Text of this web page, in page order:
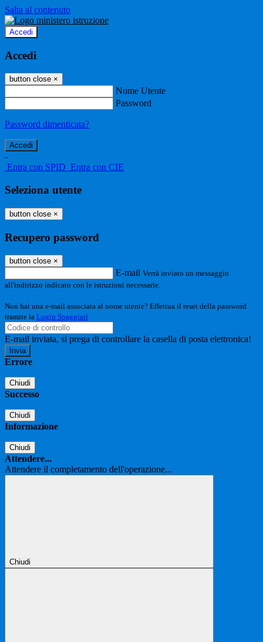
Salta al contenuto
Accedi
Accedi
button close ×
Nome Utente
Password
Password dimenticata?
-
Entra con SPID Entra con CIE
Seleziona utente
button close ×
Recupero password
button close ×
E-mail Verrà inviato un messaggio
all'indirizzo indicato con le istruzioni necessarie.
Non hai una e-mail associata al nome utente? Effettua il reset della password
tramite la Login Spaggiari
E-mail inviata, si prega di controllare la casella di posta elettronica!
Errore
Chiudi
Successo
Chiudi
Informazione
Chiudi
Attendere...
Attendere il completamento dell'operazione...
Chiudi